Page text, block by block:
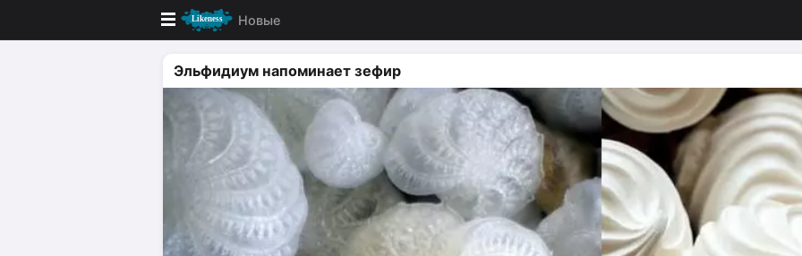
Новые
Новые
Лучшие
Голосование
Кандидаты
Случайное сходство 👍
Эльфидиум напоминает зефир